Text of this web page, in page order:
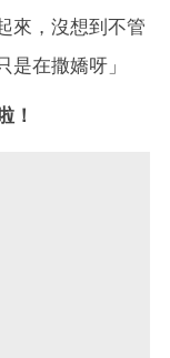
來，沒想到不管
在撒嬌呀」
！